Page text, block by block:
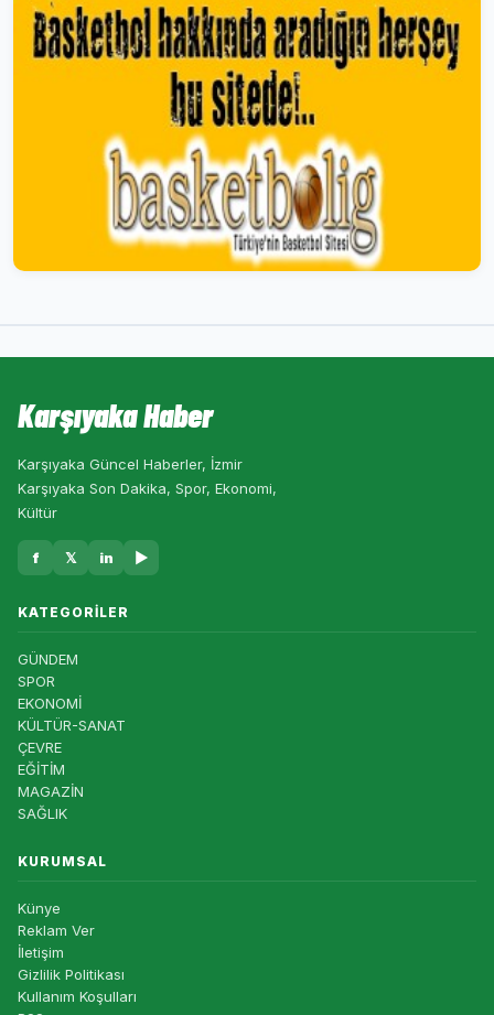
Karşıyaka Haber
Karşıyaka Güncel Haberler, İzmir
Karşıyaka Son Dakika, Spor, Ekonomi,
Kültür
f 𝕏 in ▶
KATEGORILER
GÜNDEM
SPOR
EKONOMİ
KÜLTÜR-SANAT
ÇEVRE
EĞİTİM
MAGAZİN
SAĞLIK
KURUMSAL
Künye
Reklam Ver
İletişim
Gizlilik Politikası
Kullanım Koşulları